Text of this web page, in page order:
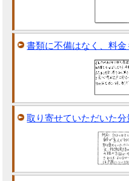
書類に不備はなく、料
取り寄せていただいた